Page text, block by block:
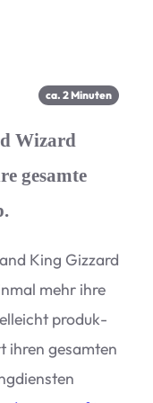
ca. 2Minu­ten
Wizard
gesamte
King Giz­zard
mehr ihre
pro­duk­
ihren gesam­ten